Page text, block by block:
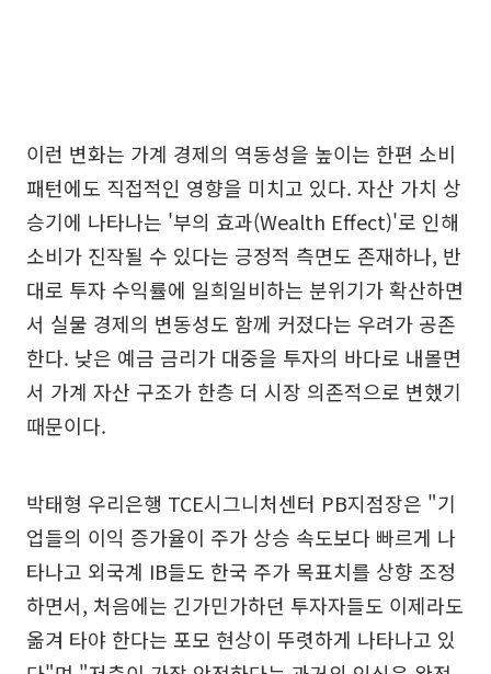
이런 변화는 가계 경제의 역동성을 높이는 한편 소비
패턴에도 직접적인 영향을 미치고 있다. 자산 가치 상
승기에 나타나는 '부의 효과(Wealth Effect)'로 인해
소비가 진작될 수 있다는 긍정적 측면도 존재하나, 반
대로 투자 수익률에 일희일비하는 분위기가 확산하면
서 실물 경제의 변동성도 함께 커졌다는 우려가 공존
한다. 낮은 예금 금리가 대중을 투자의 바다로 내몰면
서 가계 자산 구조가 한층 더 시장 의존적으로 변했기
때문이다.
박태형 우리은행 TCE시그니처센터 PB지점장은 "기
업들의 이익 증가율이 주가 상승 속도보다 빠르게 나
타나고 외국계 IB들도 한국 주가 목표치를 상향 조정
하면서, 처음에는 긴가민가하던 투자자들도 이제라도
옮겨 타야 한다는 포모 현상이 뚜렷하게 나타나고 있